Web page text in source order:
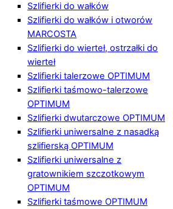
Szlifierki do wałków
Szlifierki do wałków i otworów
MARCOSTA
Szlifierki do wierteł, ostrzałki do
wierteł
Szlifierki talerzowe OPTIMUM
Szlifierki taśmowo-talerzowe
OPTIMUM
Szlifierki dwutarczowe OPTIMUM
Szlifierki uniwersalne z nasadką
szlifierską OPTIMUM
Szlifierki uniwersalne z
gratownikiem szczotkowym
OPTIMUM
Szlifierki taśmowe OPTIMUM